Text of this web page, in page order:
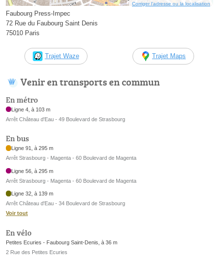
Corriger l’adresse ou la localisation
Faubourg Press-Impec
72 Rue du Faubourg Saint Denis
75010 Paris
Trajet Waze Trajet Maps
Venir en transports en commun
En métro
Ligne 4, à 103 m
Arrêt Château d'Eau - 49 Boulevard de Strasbourg
En bus
Ligne 91, à 295 m
Arrêt Strasbourg - Magenta - 60 Boulevard de Magenta
Ligne 56, à 295 m
Arrêt Strasbourg - Magenta - 60 Boulevard de Magenta
Ligne 32, à 139 m
Arrêt Château d'Eau - 34 Boulevard de Strasbourg
Voir tout
En vélo
Petites Ecuries - Faubourg Saint-Denis, à 36 m
2 Rue des Petites Ecuries